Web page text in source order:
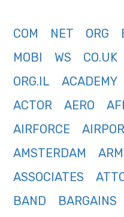
COM NET ORG
MOBI
WS CO.UK
ORG.IL
ACADEMY
ACTOR
AERO
AIRFORCE
AMSTERDAM
ASSOCIATES
BAND
BARGAINS